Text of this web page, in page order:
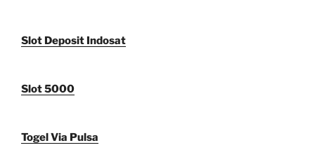
Slot Deposit Indosat
Slot 5000
Togel Via Pulsa